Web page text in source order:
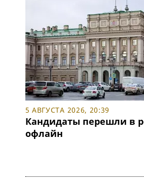
5 АВГУСТА 2026, 20:39
Кандидаты перешли в
офлайн